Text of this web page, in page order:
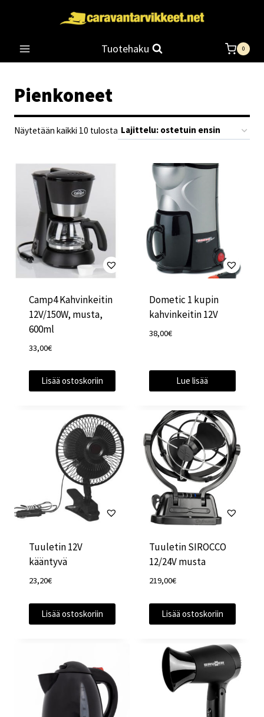
Tuotehaku 0
Pienkoneet
Näytetään kaikki 10 tulosta Suosituimmat
Camp4 Kahvinkeitin
12V/150W, musta,
600ml
33,00€
Lisää ostoskoriin
Dometic 1 kupin
kahvinkeitin 12V
38,00€
Lue lisää
Tuuletin 12V
kääntyvä
23,20€
Lisää ostoskoriin
Tuuletin SIROCCO
12/24V musta
219,00€
Lisää ostoskoriin